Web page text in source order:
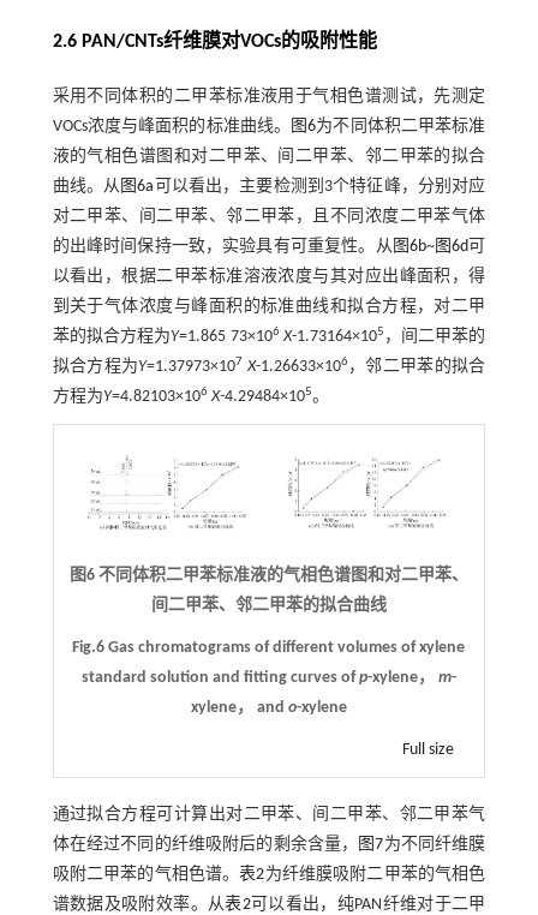
2.6 PAN/CNTs纤维膜对VOCs的吸附性能
采用不同体积的二甲苯标准液用于气相色谱测试，先测定
VOCs浓度与峰面积的标准曲线。
图6为不同体积二甲苯标准
液的气相色谱图和对二甲苯、间二甲苯、邻二甲苯的拟合
曲线。从图6a 可以看出，主要检测到3个特征峰，分别对应
对二甲苯、间二甲苯、邻二甲苯，且不同浓度二甲苯气体
的出峰时间保持一致，实验具有可重复性。从图6b~图6d可
以看出，根据二甲苯标准溶液浓度与其对应出峰面积，得
到关于气体浓度与峰面积的标准曲线和拟合方程，对二甲
苯的拟合方程为Y=1.865 73×106 X-1.73164×105 ，间二甲苯的
拟合方程为Y=1.37973×107 X-1.26633×106，邻二甲苯的拟合
方程为Y=4.82103×106 X-4.29484×105。
图6 不同体积二甲苯标准液的气相色谱图和对二甲苯、
间二甲苯、邻二甲苯的拟合曲线
Fig.6 Gas chromatograms of different volumes of xylene
standard solution and fitting curves ofp-xylene， m-
xylene， and o-xylene
Full size
通过拟合方程可计算出对二甲苯、间二甲苯、邻二甲苯气
体在经过不同的纤维吸附后的剩余含量，
图7为不同纤维膜
吸附二甲苯的气相色谱。表2为纤维膜吸附二甲苯的气相色
谱数据及吸附效率。从表2可以看出，纯PAN纤维对于二甲